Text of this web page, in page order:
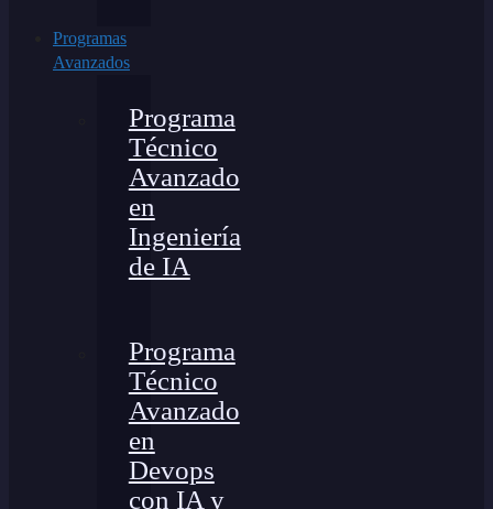
Programas
Avanzados
Programa
Técnico
Avanzado
en
Ingeniería
de IA
Programa
Técnico
Avanzado
en
Devops
con IA y